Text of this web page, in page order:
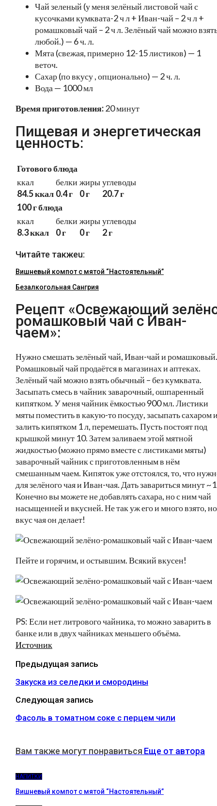
Чай зеленый (у меня зелёный листовой чай с
кусочками кумквата-2 ч л + Иван-чай – 2 ч л +
ромашковый чай – 2 ч л. Зелёный чай можно
любой.) — 6 ч. л.
Мята (свежая, примерно 12-15 листиков) — 1
веточ.
Сахар (по вкусу , опционально) — 2 ч. л.
Вода — 1000 мл
Время приготовления:20 минут
Пищевая и энергетическая
ценность:
Готового блюда
ккал
84.5 ккал
белки
0.4 г
жиры
0 г
углеводы
20.7 г
100 г блюда
ккал
8.3 ккал
белки
0 г
жиры
0 г
углеводы
2 г
Читайте такжеu:
Вишневый компот с мятой “Настоятельный”
Безалкогольная Сангрия
Рецепт «Освежающий
ромашковый чай с Иван-
чаем»:
Нужно смешать зелёный чай, Иван-чай и ромашковый.
Ромашковый чай продаётся в магазинах и аптеках.
Зелёный чай можно взять обычный – без кумквата.
Засыпать смесь в чайник заварочный, ошпаренный
кипятком. У меня чайник ёмкостью 900 мл. Листики
мяты поместить в какую-то посуду, засыпать сахаром
залить кипятком 1 л, перемешать. Пусть постоят под
крышкой минут 10. Затем заливаем этой мятной
жидкостью (можно прямо вместе с листиками мяты)
заварочный чайник с приготовленным в нём
смешанным чаем. Кипяток уже отстоялся, то, что
для зелёного чая и Иван-чая. Дать завариться минут
Конечно вы можете не добавлять сахара, но с ним чай
насыщенней и вкусней. Не так уж его и много взято, но
вкус чая он делает!
Пейте и горячим, и остывшим. Всякий вкусен!
PS: Если нет литрового чайника, то можно заварить в
банке или в двух чайниках меньшего объёма.
Источник
Предыдущая запись
Закуска из селедки и смородины
Следующая запись
Фасоль в томатном соке с перцем чили
Вам также могут понравиться Еще от автора
НАПИТКИ
Вишневый компот с мятой “Настоятельный”